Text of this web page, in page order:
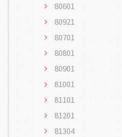
80601
80921
80701
80801
80901
81001
81101
81201
81304